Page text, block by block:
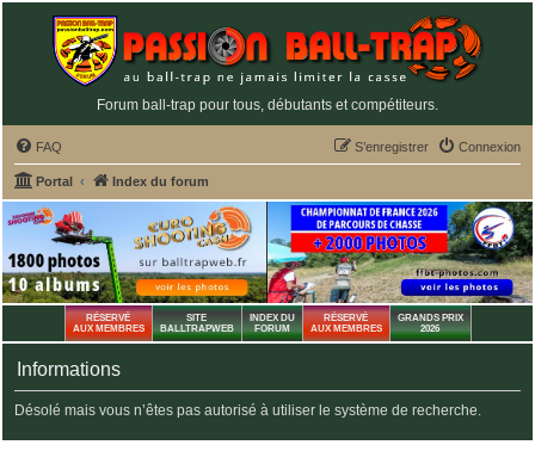
Forum ball-trap pour tous, débutants et compétiteurs.
FAQ Connexion
S’enregistrer
Portal Index du forum
RÉSERVÉ
AUX MEMBRES
SITE
BALLTRAPWEB
INDEX DU
FORUM
RÉSERVÉ
AUX MEMBRES
GRANDS PRIX
2026
Informations
Désolé mais vous n’êtes pas autorisé à utiliser le système de recherche.